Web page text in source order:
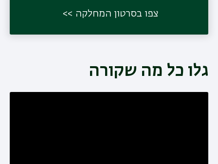
צפו בסרטון המחלקה
גלו כל מה שקורה